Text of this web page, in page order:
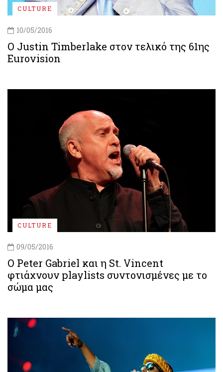
CULTURE
10/05/2016
Ο Justin Timberlake στον τελικό της 61ης
Eurovision
CULTURE
09/05/2016
O Peter Gabriel και η St. Vincent
φτιάχνουν playlists συντονισμένες με το
σώμα μας